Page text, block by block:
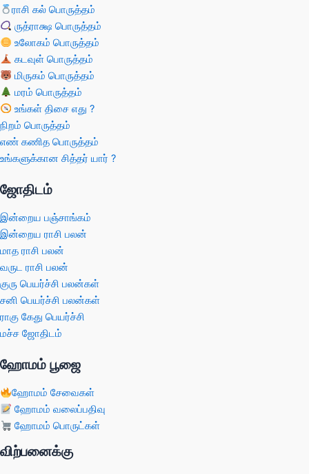
ராசி கல் பொருத்தம்
ருத்ராக்ஷ பொருத்தம்
உலோகம் பொருத்தம்
கடவுள் பொருத்தம்
மிருகம் பொருத்தம்
மரம் பொருத்தம்
உங்கள் திசை எது ?
நிறம் பொருத்தம்
எண் கணித பொருத்தம்
உங்களுக்கான சித்தர் யார் ?
ஜோதிடம்
இன்றைய பஞ்சாங்கம்
இன்றைய ராசி பலன்
மாத ராசி பலன்
வருட ராசி பலன்
குரு பெயர்ச்சி பலன்கள்
சனி பெயர்ச்சி பலன்கள்
ராகு கேது பெயர்ச்சி
மச்ச ஜோதிடம்
ஹோமம் பூஜை
ஹோமம் சேவைகள்
ஹோமம் வலைப்பதிவு
ஹோமம் பொருட்கள்
விற்பனைக்கு